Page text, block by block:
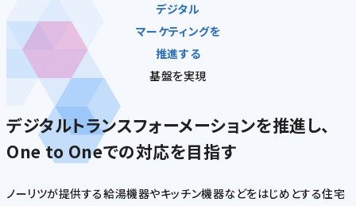
デジタル
マーケティングを
推進する
基盤を実現
デジタルトランスフォーメーションを推進し、
One to Oneでの対応を目指す
ノーリツが提供する給湯機器やキッチン機器などをはじめとする住宅